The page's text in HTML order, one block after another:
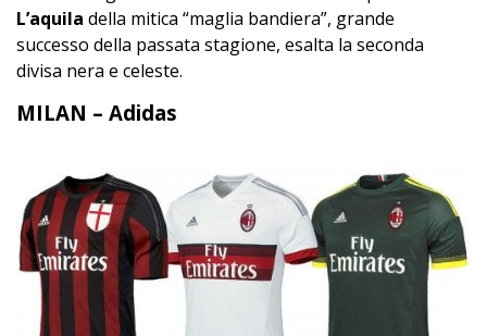
L’aquila della mitica “maglia bandiera”, grande
successo della passata stagione, esalta la seconda
divisa nera e celeste.
MILAN – Adidas